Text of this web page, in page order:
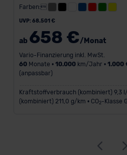
Farben:
UVP: 68.501 €
ab 658 €/Monat
Vario-Finanzierung inkl. MwSt.
60Monate • 10.000km/Jahr • 1.000
(anpassbar)
Kraftstoffverbrauch (kombiniert) 9,3 l/
(kombiniert) 211,0 g/km • CO2-Klasse